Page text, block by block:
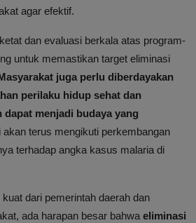
agar efektif.
dan evaluasi berkala atas program-
untuk memastikan target eliminasi
juga perlu diberdayakan
perilaku hidup sehat dan
menjadi budaya yang
akan terus mengikuti perkembangan
terhadap angka kasus malaria di
dari pemerintah daerah dan
ada harapan besar bahwa eliminasi